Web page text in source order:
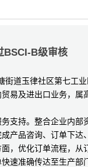
BSCI-B级审核
道玉律社区第七工
易及进出口业务，属
持。整合企业内部
产品咨询、订单下达
，优化订单流程，从
速准确传达至生产部